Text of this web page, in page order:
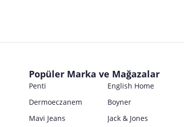
Popüler Marka ve Mağazalar
Penti English Home
Dermoeczanem
Boyner
Mavi Jeans
Jack & Jones